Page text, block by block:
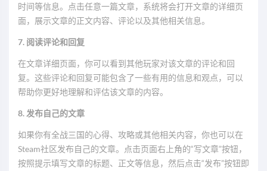
时间等信息。点击任意一篇文章，系统将会打开文章的详细页
面，展示文章的正文内容、评论以及其他相关信息。
7. 阅读评论和回复
在文章详细页面，你可以看到其他玩家对该文章的评论和回
复。这些评论和回复可能包含了一些有用的信息和观点，可以
帮助你更好地理解和评估该文章的内容。
8. 发布自己的文章
如果你有全战三国的心得、攻略或其他相关内容，你也可以在
Steam社区发布自己的文章。点击页面右上角的“写文章”按钮，
按照提示填写文章的标题、正文等信息，然后点击“发布”按钮即